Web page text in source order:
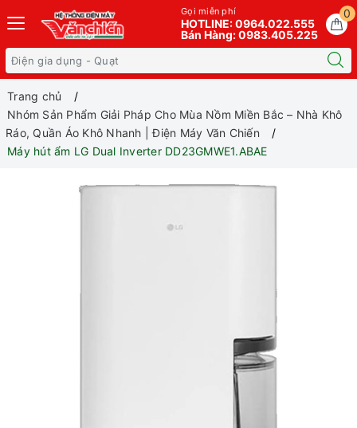
0
Gọi miễn phí
HOTLINE: 0964.022.555
Bán Hàng: 0983.405.225
Trang chủ
Nhóm Sản Phẩm Giải Pháp Cho Mùa Nồm Miền Bắc – Nhà Khô
Ráo, Quần Áo Khô Nhanh | Điện Máy Văn Chiến
Máy hút ẩm LG Dual Inverter DD23GMWE1.ABAE